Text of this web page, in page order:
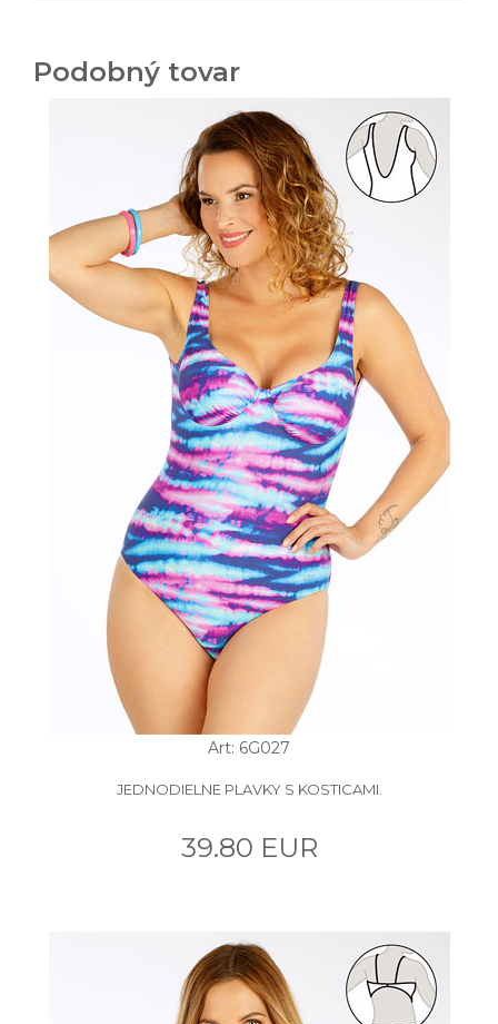
Podobný tovar
Art: 6G027
JEDNODIELNE PLAVKY S KOSTICAMI.
39.80 EUR